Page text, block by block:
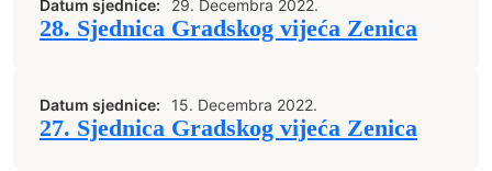
Datum sjednice: 29. Decembra 2022.
28. Sjednica Gradskog vijeća Zenica
Datum sjednice: 15. Decembra 2022.
27. Sjednica Gradskog vijeća Zenica